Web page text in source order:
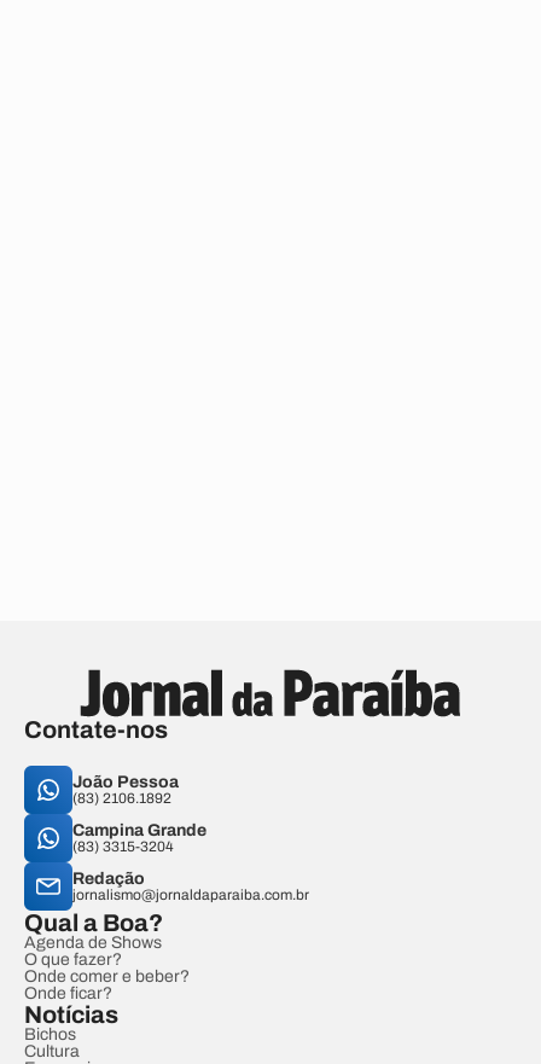
Contate-nos
João Pessoa
(83) 2106.1892
Campina Grande
(83) 3315-3204
Redação
jornalismo@jornaldaparaiba.com.br
Qual a Boa?
Agenda de Shows
O que fazer?
Onde comer e beber?
Onde ficar?
Notícias
Bichos
Cultura